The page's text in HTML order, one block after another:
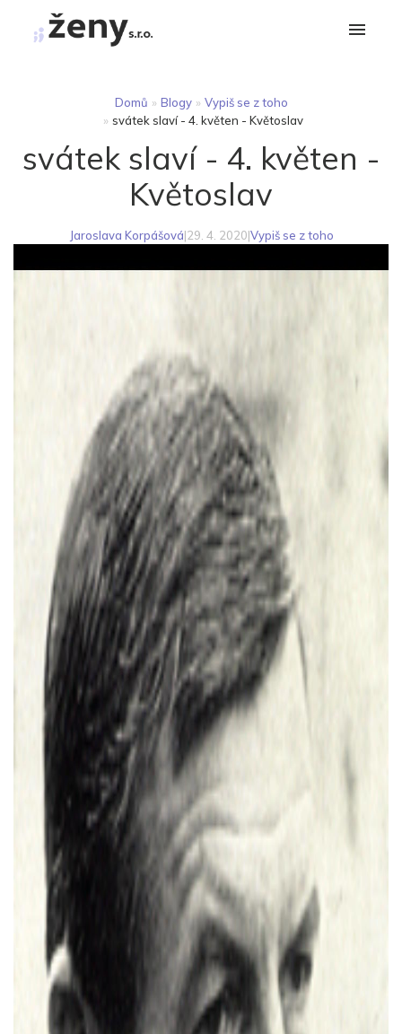
Domů » Blogy » Vypiš se z toho
» svátek slaví - 4. květen - Květoslav
svátek slaví - 4. květen -
Květoslav
Jaroslava Korpášová|29. 4. 2020|Vypiš se z toho